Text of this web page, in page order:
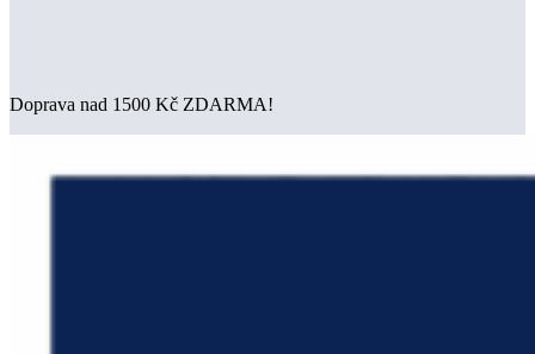
Doprava nad 1500 Kč ZDARMA!